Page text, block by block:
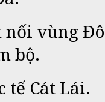
nối vùng
bộ.
tế Cát Lái.